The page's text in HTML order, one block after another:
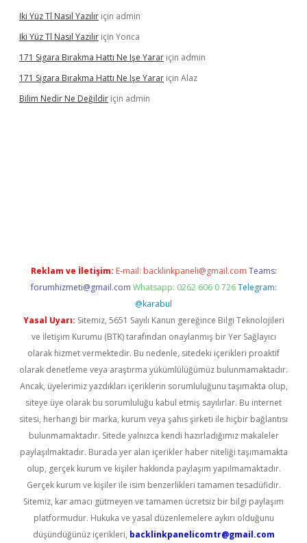
Iki Yüz Tl Nasıl Yazılır için admin
Iki Yüz Tl Nasıl Yazılır için Yonca
171 Sigara Bırakma Hattı Ne Işe Yarar için admin
171 Sigara Bırakma Hattı Ne Işe Yarar için Alaz
Bilim Nedir Ne Değildir için admin
Reklam ve İletişim: E-mail: backlinkpaneli@gmail.com Teams:
forumhizmeti@gmail.com Whatsapp: 0262 606 0 726 Telegram:
@karabul
Yasal Uyarı: Sitemiz, 5651 Sayılı Kanun gereğince Bilgi Teknolojileri
ve İletişim Kurumu (BTK) tarafından onaylanmış bir Yer Sağlayıcı
olarak hizmet vermektedir. Bu nedenle, sitedeki içerikleri proaktif
olarak denetleme veya araştırma yükümlülüğümüz bulunmamaktadır.
Ancak, üyelerimiz yazdıkları içeriklerin sorumluluğunu taşımakta olup,
siteye üye olarak bu sorumluluğu kabul etmiş sayılırlar. Bu internet
sitesi, herhangi bir marka, kurum veya şahıs şirketi ile hiçbir bağlantısı
bulunmamaktadır. Sitede yalnızca kendi hazırladığımız makaleler
paylaşılmaktadır. Burada yer alan içerikler haber niteliği taşımamakta
olup, gerçek kurum ve kişiler hakkında paylaşım yapılmamaktadır.
Gerçek kurum ve kişiler ile isim benzerlikleri tamamen tesadüfidir.
Sitemiz, kar amacı gütmeyen ve tamamen ücretsiz bir bilgi paylaşım
platformudur. Hukuka ve yasal düzenlemelere aykırı olduğunu
düşündüğünüz içerikleri, backlinkpanelicomtr@gmail.com